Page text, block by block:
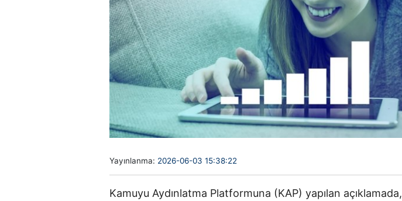
Yayınlanma: 2026-06-03 15:38:22
Kamuyu Aydınlatma Platformuna (KAP) yapılan açıklamada,